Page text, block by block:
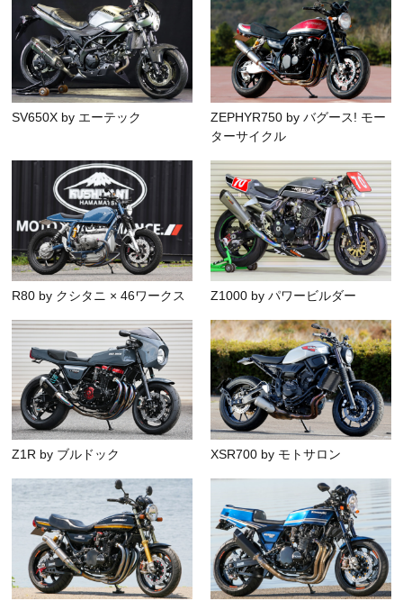
SV650X by エーテック
ZEPHYR750 by バグース! モー
ターサイクル
R80 by クシタニ × 46ワークス Z1000 by パワービルダー
Z1R by ブルドック XSR700 by モトサロン